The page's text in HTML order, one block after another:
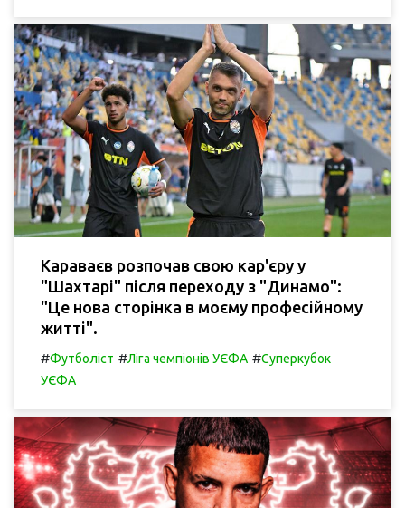
Караваєв розпочав свою кар'єру у
"Шахтарі" після переходу з "Динамо":
"Це нова сторінка в моєму професійному
житті".
#Футболіст #Ліга чемпіонів УЄФА #Суперкубок
УЄФА